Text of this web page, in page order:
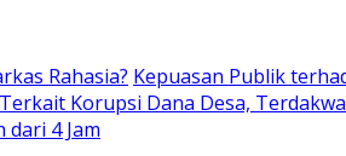
Rahasia? Kepuasan Publik
Korupsi Dana Desa,
4 Jam